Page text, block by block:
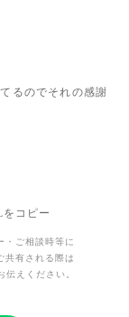
るのでそれの感謝
コピー
・ご相談時等に
共有される際は
伝えください。